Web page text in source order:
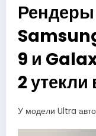
9 и
2 утекли
У модели Ultra